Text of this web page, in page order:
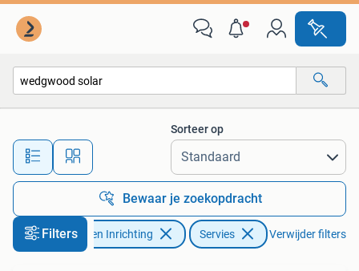
Alle afstanden…
Sorteer op
Bewaar je zoekopdracht
FiltersHuis en Inrichting Servies Verwijder filters